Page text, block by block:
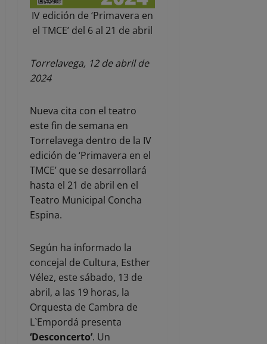
IV edición de ‘Primavera en
el TMCE’ del 6 al 21 de abril
Torrelavega, 12 de abril de
2024
Nueva cita con el teatro
este fin de semana en
Torrelavega dentro de la IV
edición de ‘Primavera en el
TMCE’ que se desarrollará
hasta el 21 de abril en el
Teatro Municipal Concha
Espina.
Según ha informado la
concejal de Cultura, Esther
Vélez, este sábado, 13 de
abril, a las 19 horas, la
Orquesta de Cambra de
L`Empordá presenta
‘Desconcerto’. Un